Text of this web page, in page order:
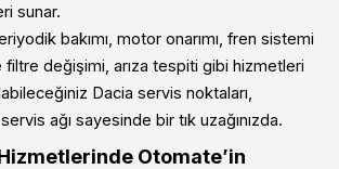
sunar.
bakımı, motor onarımı, fren sistemi
değişimi, arıza tespiti gibi hizmetleri
Dacia servis noktaları,
ağı sayesinde bir tık uzağınızda.
Otomate’in